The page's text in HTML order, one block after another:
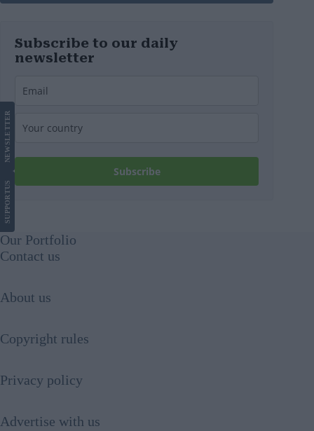
Subscribe to our daily
newsletter
Subscribe
SUPPORT
US
NEWS
LETTER
Our Portfolio
Contact us
About us
Copyright rules
Privacy policy
Advertise with us